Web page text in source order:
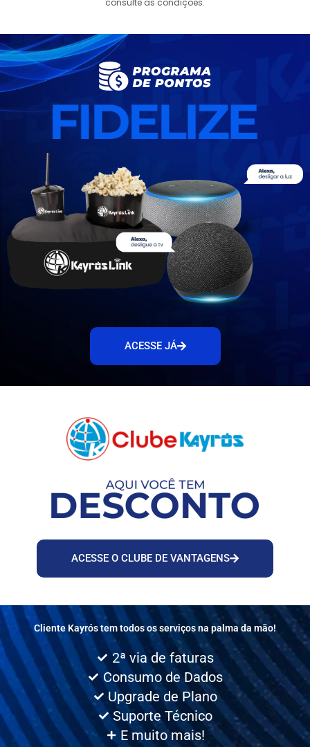
ACESSE JÁ
ACESSE O CLUBE DE VANTAGENS
Cliente Kayrós tem todos os serviços na palma da mão!
2ª via de faturas
Consumo de Dados
Upgrade de Plano
Suporte Técnico
E muito mais!